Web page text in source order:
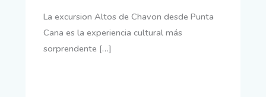
La excursion Altos de Chavon desde Punta
Cana es la experiencia cultural más
sorprendente […]